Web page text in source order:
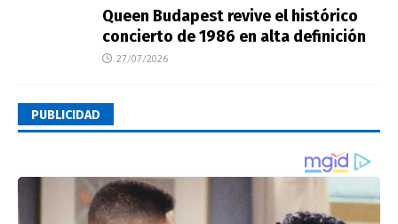
Queen Budapest revive el histórico
concierto de 1986 en alta definición
27/07/2026
PUBLICIDAD